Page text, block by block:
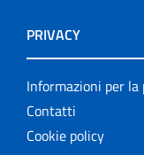
PRIVACY
Informazioni per la
Contatti
Cookie policy